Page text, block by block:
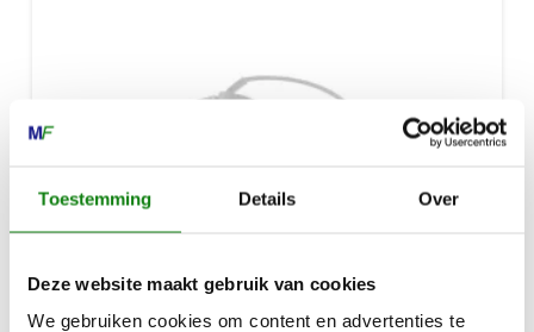
Toestemming Details Over
Deze website maakt gebruik van cookies
We gebruiken cookies om content en advertenties te